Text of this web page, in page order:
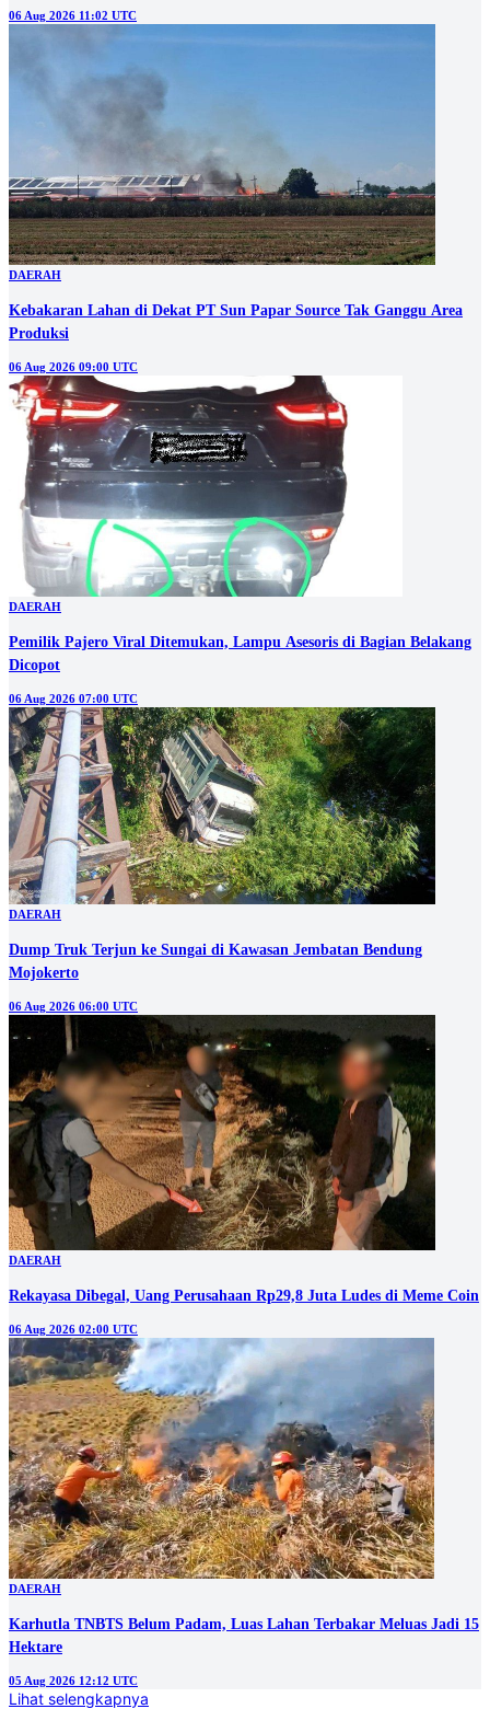
06 Aug 2026 11:02 UTC
DAERAH
Kebakaran Lahan di Dekat PT Sun Papar Source Tak Ganggu Area
Produksi
06 Aug 2026 09:00 UTC
DAERAH
Pemilik Pajero Viral Ditemukan, Lampu Asesoris di Bagian Belakang
Dicopot
06 Aug 2026 07:00 UTC
DAERAH
Dump Truk Terjun ke Sungai di Kawasan Jembatan Bendung
Mojokerto
06 Aug 2026 06:00 UTC
DAERAH
Rekayasa Dibegal, Uang Perusahaan Rp29,8 Juta Ludes di Meme Coin
06 Aug 2026 02:00 UTC
DAERAH
Karhutla TNBTS Belum Padam, Luas Lahan Terbakar Meluas Jadi 15
Hektare
05 Aug 2026 12:12 UTC
Lihat selengkapnya